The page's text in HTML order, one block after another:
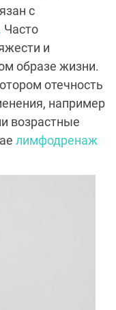
с
Часто
и
образе жизни.
отечность
например
возрастные
лимфодренаж